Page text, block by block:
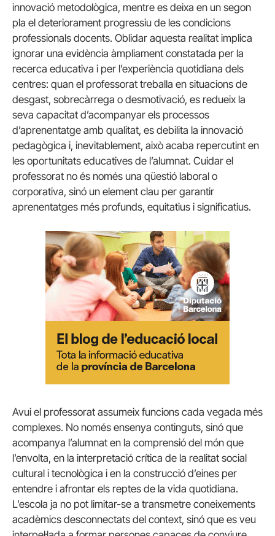
innovació metodològica, mentre es deixa en un segon
pla el deteriorament progressiu de les condicions
professionals docents. Oblidar aquesta realitat implica
ignorar una evidència àmpliament constatada per la
recerca educativa i per l’experiència quotidiana dels
centres: quan el professorat treballa en situacions de
desgast, sobrecàrrega o desmotivació, es redueix la
seva capacitat d’acompanyar els processos
d’aprenentatge amb qualitat, es debilita la innovació
pedagògica i, inevitablement, això acaba repercutint en
les oportunitats educatives de l’alumnat. Cuidar el
professorat no és només una qüestió laboral o
corporativa, sinó un element clau per garantir
aprenentatges més profunds, equitatius i significatius.
Avui el professorat assumeix funcions cada vegada més
complexes. No només ensenya continguts, sinó que
acompanya l’alumnat en la comprensió del món que
l’envolta, en la interpretació crítica de la realitat social
cultural i tecnològica i en la construcció d’eines per
entendre i afrontar els reptes de la vida quotidiana.
L’escola ja no pot limitar-se a transmetre coneixements
acadèmics desconnectats del context, sinó que es veu